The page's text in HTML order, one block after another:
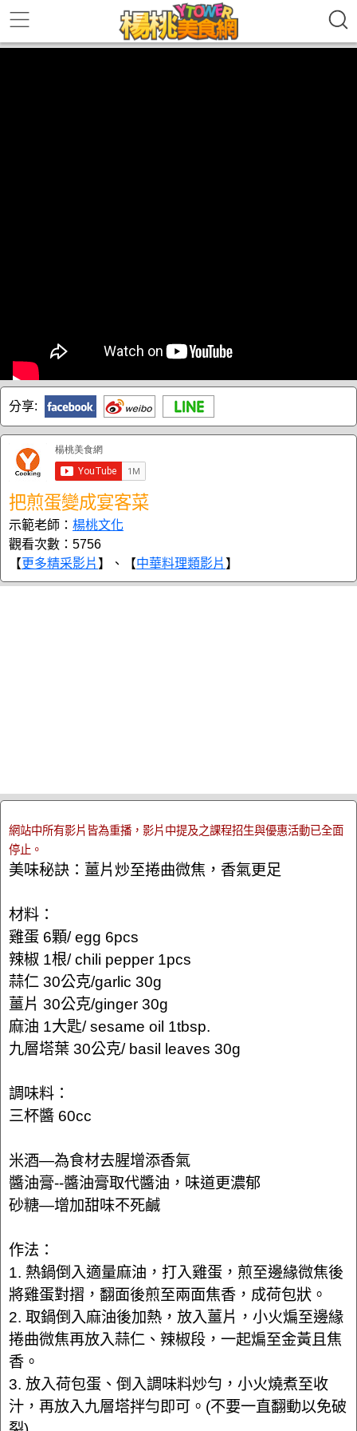
分享:
把煎蛋變成宴客菜
示範老師： 楊桃文化
觀看次數：5756
【更多精采影片 】、【中華料理類影片 】
網站中所有影片皆為重播，影片中提及之課程招生與優惠活動已全面
停止。
美味秘訣：薑片炒至捲曲微焦，香氣更足
材料：
雞蛋 6顆/ egg 6pcs
辣椒 1根/ chili pepper 1pcs
蒜仁 30公克/garlic 30g
薑片 30公克/ginger 30g
麻油 1大匙/ sesame oil 1tbsp.
九層塔葉 30公克/ basil leaves 30g
調味料：
三杯醬 60cc
米酒—為食材去腥增添香氣
醬油膏--醬油膏取代醬油，味道更濃郁
砂糖—增加甜味不死鹹
作法：
1. 熱鍋倒入適量麻油，打入雞蛋，煎至邊緣微焦後
將雞蛋對摺，翻面後煎至兩面焦香，成荷包狀。
2. 取鍋倒入麻油後加熱，放入薑片，小火煸至邊緣
捲曲微焦再放入蒜仁、辣椒段，一起煸至金黃且焦
香。
3. 放入荷包蛋、倒入調味料炒勻，小火燒煮至收
汁，再放入九層塔拌勻即可。(不要一直翻動以免破